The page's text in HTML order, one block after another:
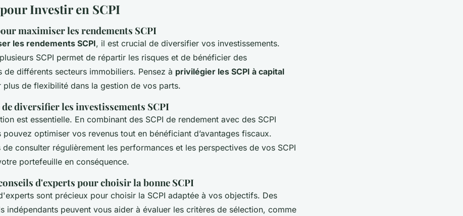
Investir en SCPI
maximiser les rendements SCPI
les rendements SCPI, il est crucial de diversifier vos investissements.
SCPI permet de répartir les risques et de bénéficier des
de différents secteurs immobiliers. Pensez à privilégier les SCPI à capital
plus de flexibilité dans la gestion de vos parts.
diversifier les investissements SCPI
est essentielle. En combinant des SCPI de rendement avec des SCPI
optimiser vos revenus tout en bénéficiant d’avantages fiscaux.
de consulter régulièrement les performances et les perspectives de vos SCPI
portefeuille en conséquence.
d'experts pour choisir la bonne SCPI
sont précieux pour choisir la SCPI adaptée à vos objectifs. Des
indépendants peuvent vous aider à évaluer les critères de sélection, comme